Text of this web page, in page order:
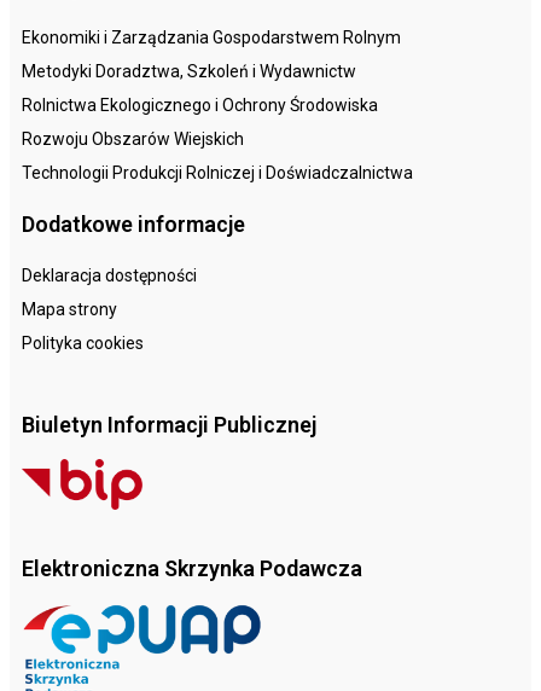
Ekonomiki i Zarządzania Gospodarstwem Rolnym
Metodyki Doradztwa, Szkoleń i Wydawnictw
Rolnictwa Ekologicznego i Ochrony Środowiska
Rozwoju Obszarów Wiejskich
Technologii Produkcji Rolniczej i Doświadczalnictwa
Dodatkowe informacje
Deklaracja dostępności
Mapa strony
Polityka cookies
Biuletyn Informacji Publicznej
Elektroniczna Skrzynka Podawcza